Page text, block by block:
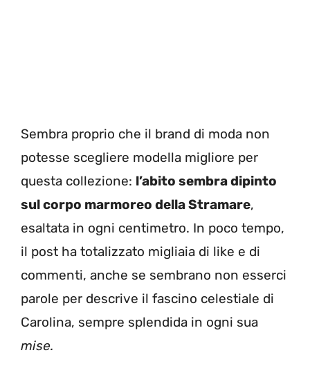
Sembra proprio che il brand di moda non
potesse scegliere modella migliore per
questa collezione: l’abito sembra dipinto
sul corpo marmoreo della Stramare,
esaltata in ogni centimetro. In poco tempo,
il post ha totalizzato migliaia di like e di
commenti, anche se sembrano non esserci
parole per descrive il fascino celestiale di
Carolina, sempre splendida in ogni sua
mise.